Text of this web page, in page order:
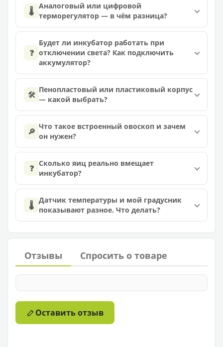
🌡️ Аналоговый или цифровой
терморегулятор — в чём разница?
❓
Будет ли инкубатор работать при
отключении света? Как подключить
аккумулятор?
🛠️ Пенопластовый или пластиковый корпус
— какой выбрать?
🔎 Что такое встроенный овоскоп и зачем
он нужен?
❓ Сколько яиц реально вмещает
инкубатор?
🌡️ Датчик температуры и мой градусник
показывают разное. Что делать?
Отзывы Спросить о товаре
Оставить отзыв